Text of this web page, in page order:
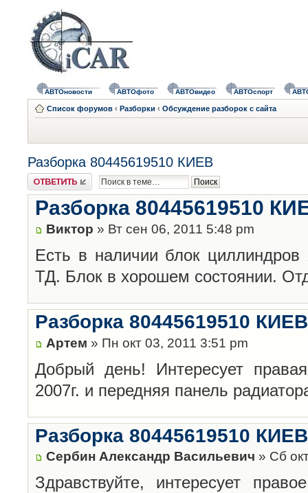
АВТОновости АВТОфото АВТОвидео АВТОспорт
Список форумов ‹ Разборки ‹ Обсуждение разборок с сайта
Разборка 80445619510 КИЕВ
Ответить
Разборка 80445619510
Виктор » Вт сен 06, 2011 5:48 pm
Есть в наличии блок
ТД. Блок в хорошем состоянии.
Разборка 80445619510 КИЕВ
Артем » Пн окт 03, 2011 3:51 pm
Добрый день! Интересует
2007г. и передняя панель
Разборка 80445619510 КИЕВ
Сербин Александр Васильевич » Сб
Здравствуйте, интересует